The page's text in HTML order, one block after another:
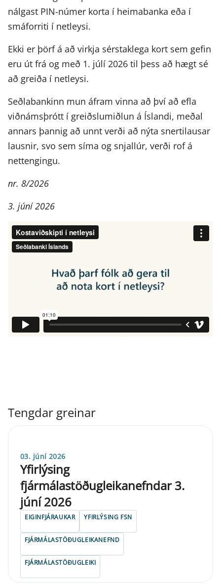
nálgast PIN-númer korta í heimabanka eða í
smáforriti í netleysi.
Ekki er þörf á að virkja sérstaklega kort sem gefin
eru út frá og með 1. júlí 2026 til þess að hægt sé
að greiða í netleysi.
Seðlabankinn mun áfram vinna að því að efla
viðnámsþrótt í greiðslumiðlun á Íslandi, meðal
annars þannig að unnt verði að nýta snertilausar
lausnir, svo sem síma og snjallúr, verði rof á
nettengingu.
nr. 8/2026
3. júní 2026
Tengdar greinar
03. júní 2026
Yfirlýsing
fjármálastöðugleikanefndar 3.
júní 2026
EIGINFJÁRAUKAR YFIRLÝSING FSN
FJÁRMÁLASTÖÐUGLEIKANEFND
FJÁRMÁLASTÖÐUGLEIKI